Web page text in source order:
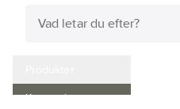
Kampanjer